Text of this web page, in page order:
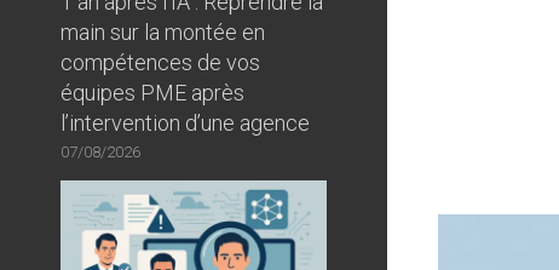
main sur la montée en
compétences de vos
équipes PME après
l’intervention d’une agence
07/08/2026